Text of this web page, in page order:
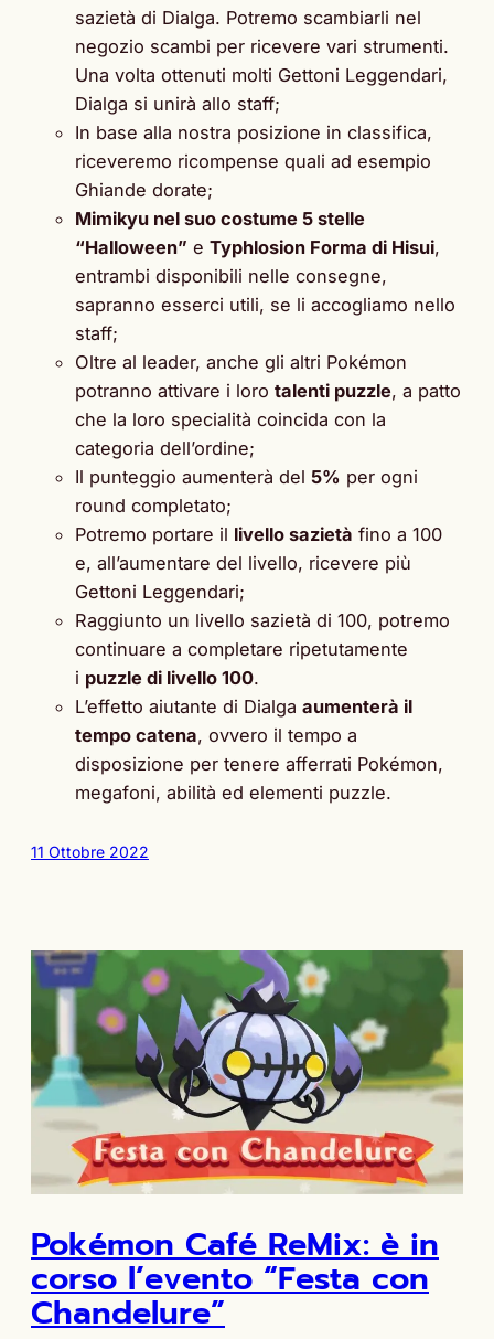
sazietà di Dialga. Potremo scambiarli nel
negozio scambi per ricevere vari strumenti.
Una volta ottenuti molti Gettoni Leggendari,
Dialga si unirà allo staff;
In base alla nostra posizione in classifica,
riceveremo ricompense quali ad esempio
Ghiande dorate;
Mimikyu nel suo costume 5 stelle
“Halloween” e Typhlosion Forma di Hisui,
entrambi disponibili nelle consegne,
sapranno esserci utili, se li accogliamo nello
staff;
Oltre al leader, anche gli altri Pokémon
potranno attivare i loro talenti puzzle, a patto
che la loro specialità coincida con la
categoria dell’ordine;
Il punteggio aumenterà del 5% per ogni
round completato;
Potremo portare il livello sazietà fino a 100
e, all’aumentare del livello, ricevere più
Gettoni Leggendari;
Raggiunto un livello sazietà di 100, potremo
continuare a completare ripetutamente
i puzzle di livello 100.
L’effetto aiutante di Dialga aumenterà il
tempo catena, ovvero il tempo a
disposizione per tenere afferrati Pokémon,
megafoni, abilità ed elementi puzzle.
11 Ottobre 2022
Pokémon Café ReMix: è in
corso l’evento “Festa con
Chandelure”